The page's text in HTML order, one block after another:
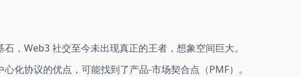
，Web3 社交至今未出现真正的王者，想象空间巨大。
化协议的优点，可能找到了产品-市场契合点（PMF）。